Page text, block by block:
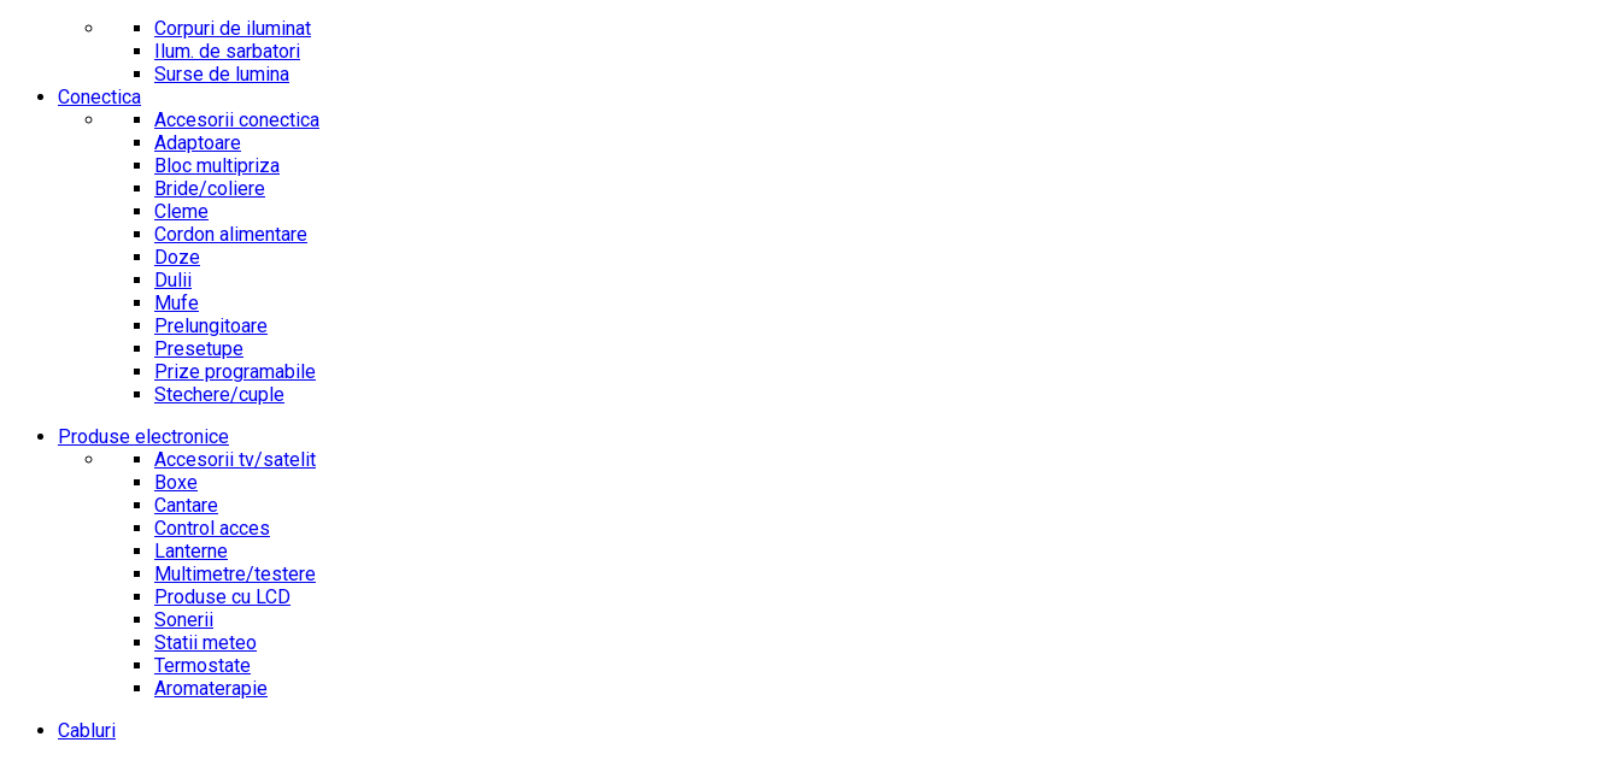
Corpuri de iluminat
Ilum. de sarbatori
Surse de lumina
Conectica
Accesorii conectica
Adaptoare
Bloc multipriza
Bride/coliere
Cleme
Cordon alimentare
Doze
Dulii
Mufe
Prelungitoare
Presetupe
Prize programabile
Stechere/cuple
Produse electronice
Accesorii tv/satelit
Boxe
Cantare
Control acces
Lanterne
Multimetre/testere
Produse cu LCD
Sonerii
Statii meteo
Termostate
Aromaterapie
Cabluri